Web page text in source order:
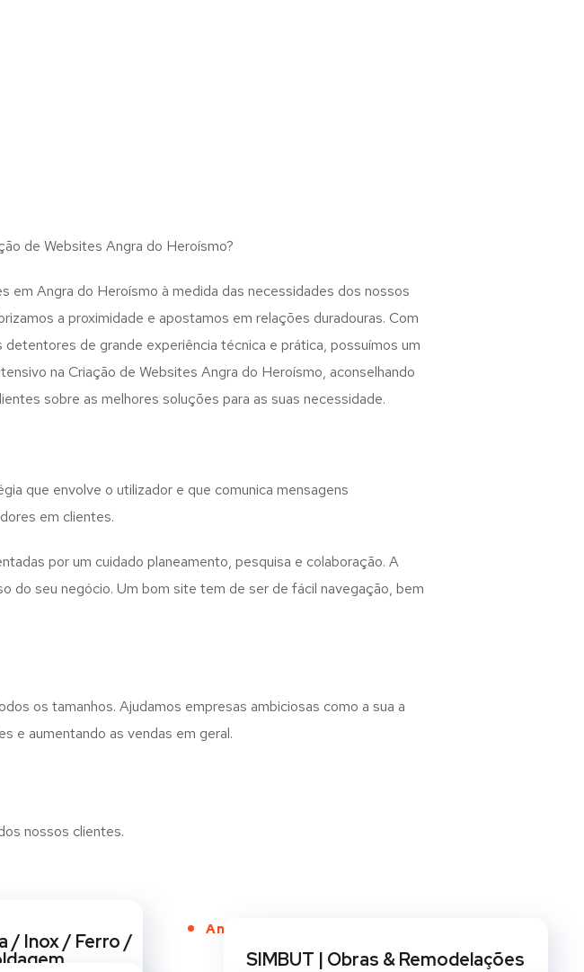
de Websites Angra do Heroísmo?
em Angra do Heroísmo à medida das necessidades dos nossos
a proximidade e apostamos em relações duradouras. Com
detentores de grande experiência técnica e prática, possuímos um
na Criação de Websites Angra do Heroísmo, aconselhando
sobre as melhores soluções para as suas necessidade.
que envolve o utilizador e que comunica mensagens
em clientes.
por um cuidado planeamento, pesquisa e colaboração. A
do seu negócio. Um bom site tem de ser de fácil navegação, bem
os tamanhos. Ajudamos empresas ambiciosas como a sua a
e aumentando as vendas em geral.
nossos clientes.
Anos de Serviço
/ Inox / Ferro /
SIMBUT | Obras & Remodelações